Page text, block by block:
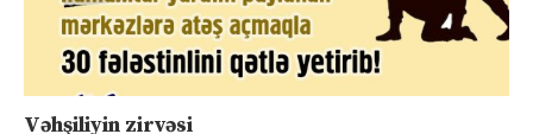
Vəhşiliyin zirvəsi